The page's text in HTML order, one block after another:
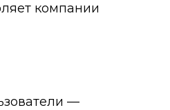
компании
—